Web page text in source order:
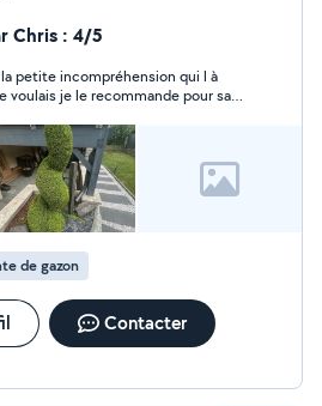
pas à me contacter au 06-89-
Chris : 4/5
petite incompréhension qui l à
pour sa
de gazon
Contacter